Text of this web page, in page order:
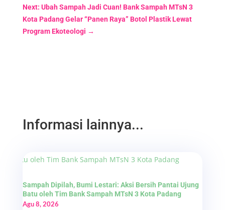
Next: Ubah Sampah Jadi Cuan! Bank Sampah MTsN 3
Kota Padang Gelar “Panen Raya” Botol Plastik Lewat
Program Ekoteologi →
Informasi lainnya...
Sampah Dipilah, Bumi Lestari: Aksi Bersih Pantai Ujung
Batu oleh Tim Bank Sampah MTsN 3 Kota Padang
Agu 8, 2026